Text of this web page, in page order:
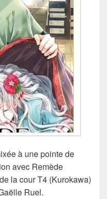
à une pointe de
avec Remède
la cour T4 (Kurokawa)
Ruel.